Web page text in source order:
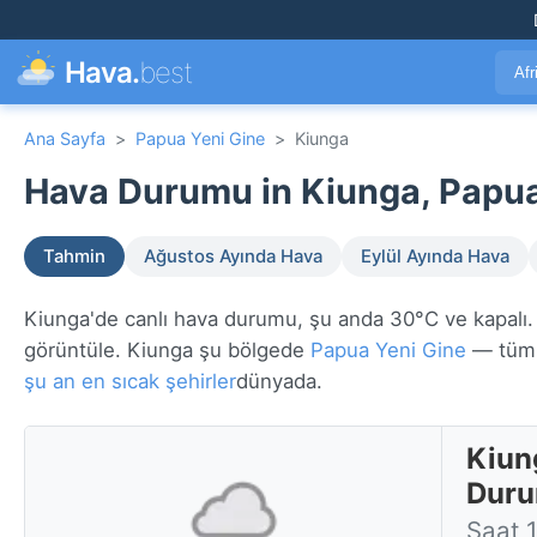
Hava.best
Ana Sayfa > Papua Yeni Gine > Kiunga
Hava Durumu in Kiunga,
Tahmin Ağustos Ayında Hava Eylül Ayında Hava
Kiunga'de canlı hava durumu, şu anda 30°C ve
görüntüle. Kiunga şu bölgede Papua Yeni Gine — tüm
şu an en sıcak şehirlerdünyada.
Saat